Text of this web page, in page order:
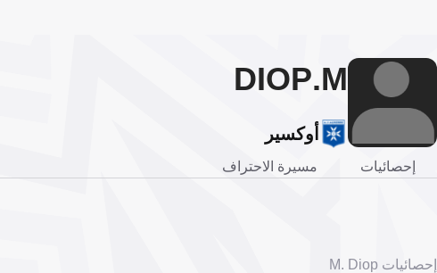
M.
DIOP
أوكسير
إحصائيات مسيرة الاحتراف
إحصائيات M. Diop